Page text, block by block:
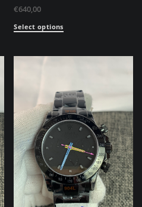
€640,00
Select options